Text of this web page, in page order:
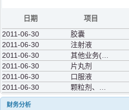
日期 项目
2011-06-30
胶囊
2011-06-30
注射液
2011-06-30
2011-06-30
片丸剂
2011-06-30
口服液
2011-06-30
财务分析